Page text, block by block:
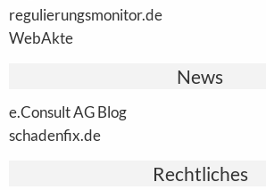
regulierungsmonitor.de
WebAkte
News
e.Consult AG Blog
schadenfix.de
Rechtliches